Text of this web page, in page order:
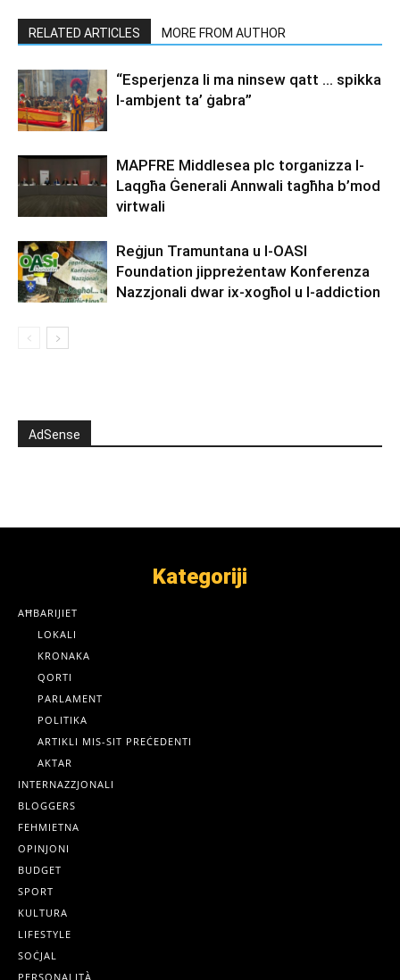
RELATED ARTICLES MORE FROM AUTHOR
“Esperjenza li ma ninsew qatt … spikka
l-ambjent ta’ ġabra”
MAPFRE Middlesea plc torganizza l-
Laqgħa Ġenerali Annwali tagħha b’mod
virtwali
Reġjun Tramuntana u l-OASI
Foundation jippreżentaw Konferenza
Nazzjonali dwar ix-xogħol u l-addiction
AdSense
Kategoriji
AĦBARIJIET
LOKALI
KRONAKA
QORTI
PARLAMENT
POLITIKA
ARTIKLI MIS-SIT PREĊEDENTI
AKTAR
INTERNAZZJONALI
BLOGGERS
FEHMIETNA
OPINJONI
BUDGET
SPORT
KULTURA
LIFESTYLE
SOĊJAL
PERSONALITÀ